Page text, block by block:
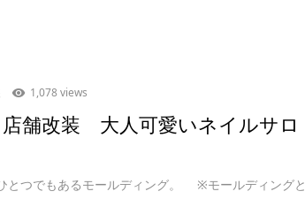
1,078 views
店舗改装 大人可愛いネイルサロ
とつでもあるモールディング。 ※モールディング